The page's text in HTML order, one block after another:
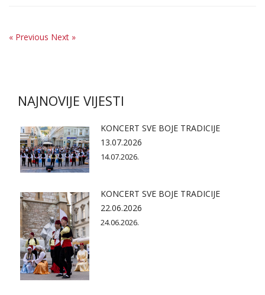
« Previous Next »
NAJNOVIJE VIJESTI
KONCERT SVE BOJE TRADICIJE
13.07.2026
14.07.2026.
KONCERT SVE BOJE TRADICIJE
22.06.2026
24.06.2026.